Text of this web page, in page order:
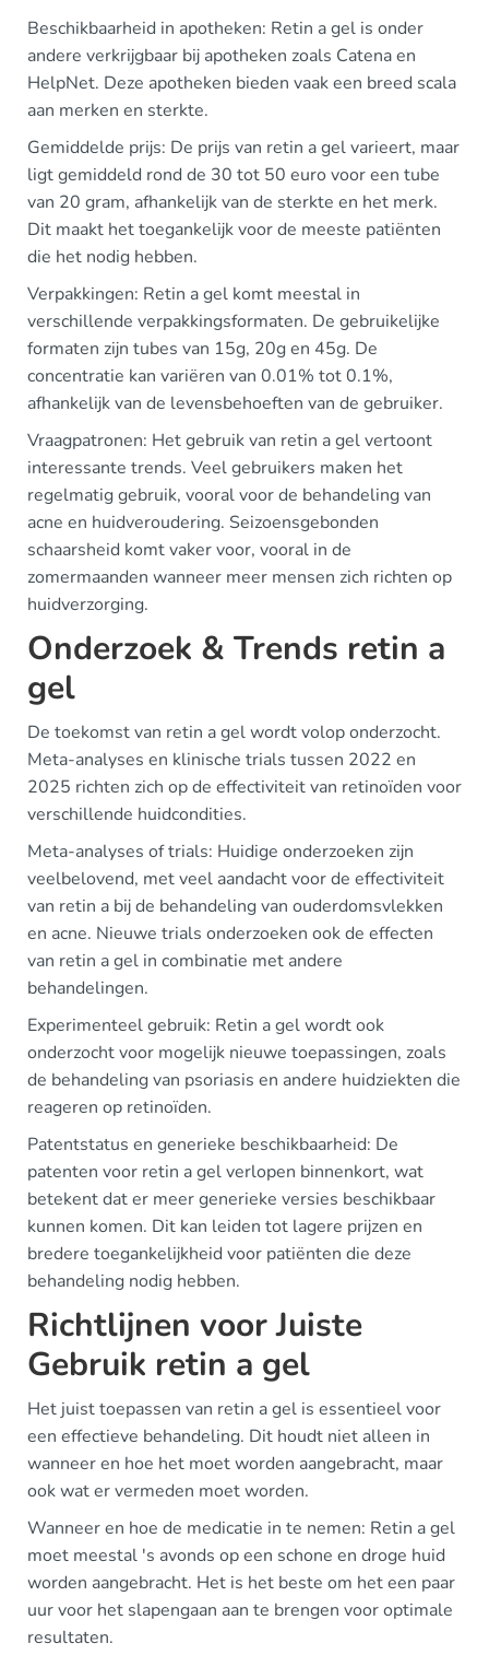
Beschikbaarheid in apotheken: Retin a gel is onder
andere verkrijgbaar bij apotheken zoals Catena en
HelpNet. Deze apotheken bieden vaak een breed scala
aan merken en sterkte.
Gemiddelde prijs: De prijs van retin a gel varieert, maar
ligt gemiddeld rond de 30 tot 50 euro voor een tube
van 20 gram, afhankelijk van de sterkte en het merk.
Dit maakt het toegankelijk voor de meeste patiënten
die het nodig hebben.
Verpakkingen: Retin a gel komt meestal in
verschillende verpakkingsformaten. De gebruikelijke
formaten zijn tubes van 15g, 20g en 45g. De
concentratie kan variëren van 0.01% tot 0.1%,
afhankelijk van de levensbehoeften van de gebruiker.
Vraagpatronen: Het gebruik van retin a gel vertoont
interessante trends. Veel gebruikers maken het
regelmatig gebruik, vooral voor de behandeling van
acne en huidveroudering. Seizoensgebonden
schaarsheid komt vaker voor, vooral in de
zomermaanden wanneer meer mensen zich richten op
huidverzorging.
Onderzoek & Trends retin a
gel
De toekomst van retin a gel wordt volop onderzocht.
Meta-analyses en klinische trials tussen 2022 en
2025 richten zich op de effectiviteit van retinoïden voor
verschillende huidcondities.
Meta-analyses of trials: Huidige onderzoeken zijn
veelbelovend, met veel aandacht voor de effectiviteit
van retin a bij de behandeling van ouderdomsvlekken
en acne. Nieuwe trials onderzoeken ook de effecten
van retin a gel in combinatie met andere
behandelingen.
Experimenteel gebruik: Retin a gel wordt ook
onderzocht voor mogelijk nieuwe toepassingen, zoals
de behandeling van psoriasis en andere huidziekten die
reageren op retinoïden.
Patentstatus en generieke beschikbaarheid: De
patenten voor retin a gel verlopen binnenkort, wat
betekent dat er meer generieke versies beschikbaar
kunnen komen. Dit kan leiden tot lagere prijzen en
bredere toegankelijkheid voor patiënten die deze
behandeling nodig hebben.
Richtlijnen voor Juiste
Gebruik retin a gel
Het juist toepassen van retin a gel is essentieel voor
een effectieve behandeling. Dit houdt niet alleen in
wanneer en hoe het moet worden aangebracht, maar
ook wat er vermeden moet worden.
Wanneer en hoe de medicatie in te nemen: Retin a gel
moet meestal 's avonds op een schone en droge huid
worden aangebracht. Het is het beste om het een paar
uur voor het slapengaan aan te brengen voor optimale
resultaten.